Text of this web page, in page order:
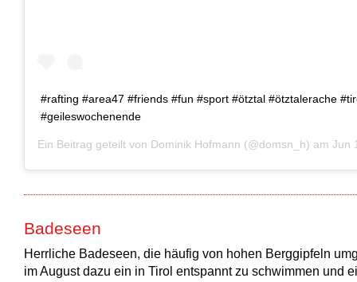
#rafting #area47 #friends #fun #sport #ötztal #ötztalerache
#geileswochenende
Ein Beitrag geteilt von Dominik Hofmann (@domsn_h) am Jun
Badeseen
Herrliche Badeseen, die häufig von hohen Berggipfeln
im August dazu ein in Tirol entspannt zu schwimmen und